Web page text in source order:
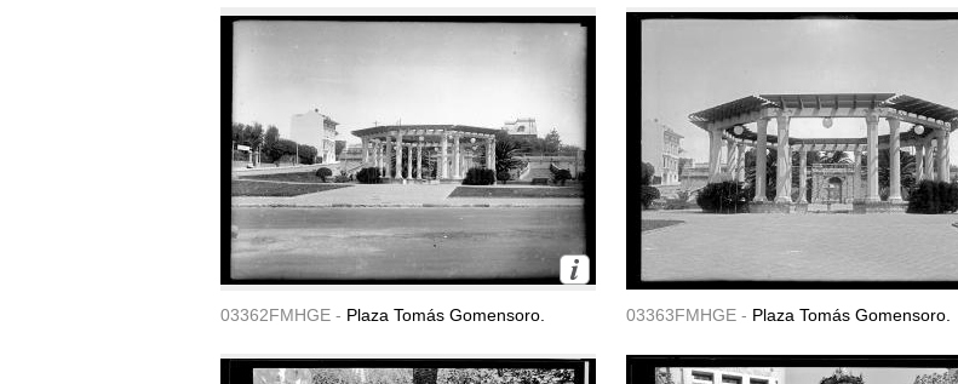
03362FMHGE - Plaza Tomás Gomensoro. 03363FMHGE - Plaza Tomás Gomensoro.